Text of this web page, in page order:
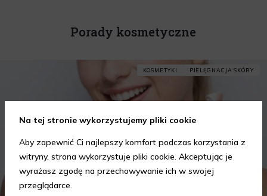
Porady kosmetyczne
KOSMETYKI PIELĘGNACJA SKÓRY
Na tej stronie wykorzystujemy pliki cookie
Aby zapewnić Ci najlepszy komfort podczas korzystania z
witryny, strona wykorzystuje pliki cookie. Akceptując je
wyrażasz zgodę na przechowywanie ich w swojej
przeglądarce.